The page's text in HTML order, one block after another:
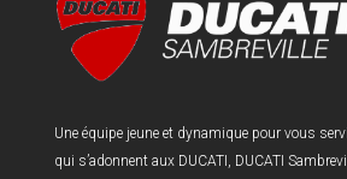
Une équipe jeune et dynamique pour vous
qui s’adonnent aux DUCATI, DUCATI